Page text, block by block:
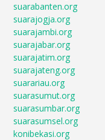
suarabanten.org
suarajogja.org
suarajambi.org
suarajabar.org
suarajatim.org
suarajateng.org
suarariau.org
suarasumut.org
suarasumbar.org
suarasumsel.org
konibekasi.org